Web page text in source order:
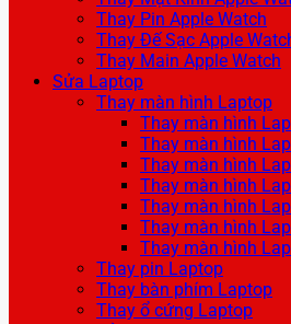
Thay Pin Apple Watch
Thay Đế Sạc Apple
Thay Main Apple Watch
Sửa Laptop
Thay màn hình Laptop
Thay màn hình
Thay màn hình
Thay màn hình
Thay màn hình
Thay màn hình
Thay màn hình
Thay màn hình
Thay pin Laptop
Thay bàn phím Laptop
Thay ổ cứng Laptop